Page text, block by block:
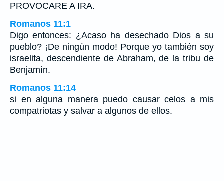
PROVOCARE A IRA.
Romanos 11:1
Digo entonces: ¿Acaso ha desechado Dios a su
pueblo? ¡De ningún modo! Porque yo también soy
israelita, descendiente de Abraham, de la tribu de
Benjamín.
Romanos 11:14
si en alguna manera puedo causar celos a mis
compatriotas y salvar a algunos de ellos.